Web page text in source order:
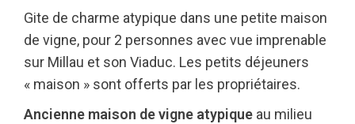
Gite de charme atypique dans une petite maison
de vigne, pour 2 personnes avec vue imprenable
sur Millau et son Viaduc. Les petits déjeuners
« maison » sont offerts par les propriétaires.
Ancienne maison de vigne atypique au milieu